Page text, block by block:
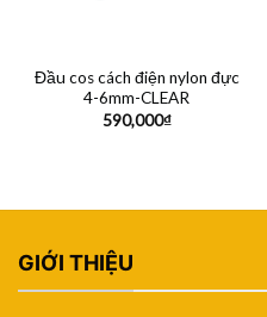
Đầu cos cách điện nylon đực
4-6mm-CLEAR
590,000₫
GIỚI THIỆU